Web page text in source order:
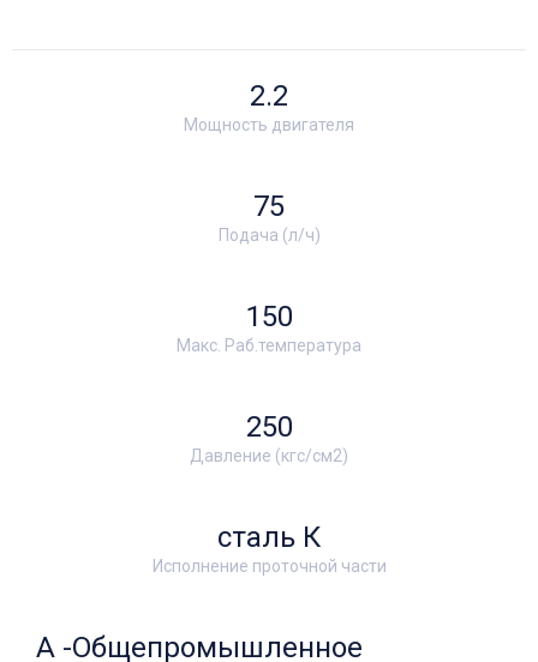
Мощность двигателя
2.2
Подача (л/ч)
75
Макс. Раб.температура
150
Давление (кгс/см2)
250
Исполнение проточной части
сталь К
А -Общепромышленное